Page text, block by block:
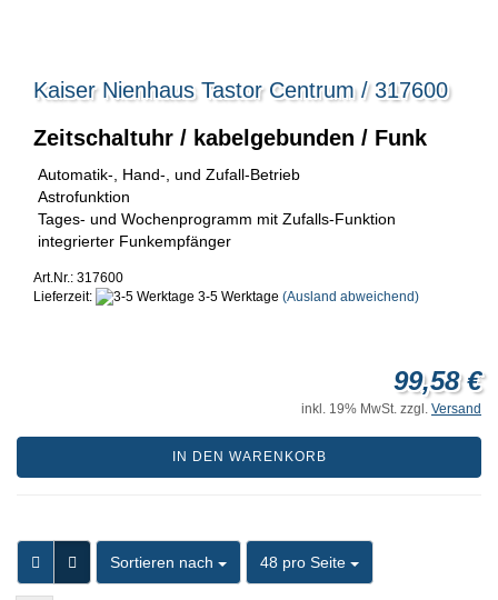
Kaiser Nienhaus Tastor Centrum / 317600
Zeitschaltuhr / kabelgebunden / Funk
Automatik-, Hand-, und Zufall-Betrieb
Astrofunktion
Tages- und Wochenprogramm mit Zufalls-Funktion
integrierter Funkempfänger
Art.Nr.: 317600
Lieferzeit:
3-5 Werktage (Ausland abweichend)
99,58 €
inkl. 19% MwSt. zzgl. Versand
IN DEN WARENKORB
Sortieren nach
Sortieren nach 48 pro Seite
pro Seite